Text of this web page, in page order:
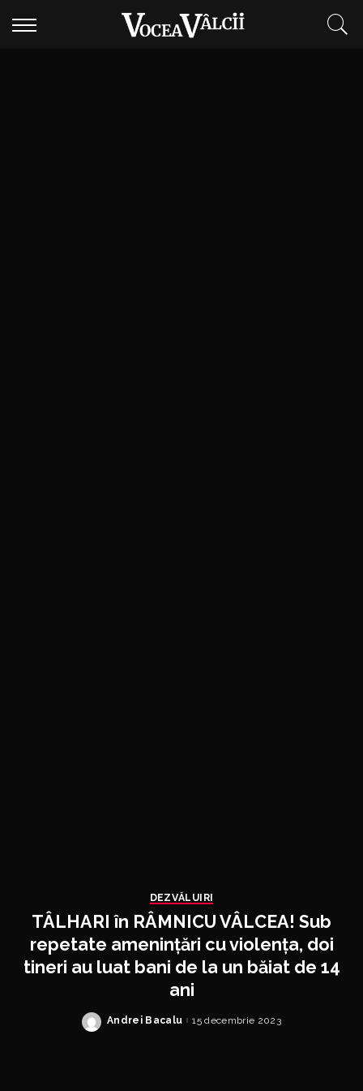
DEZVĂLUIRI
TÂLHARI în RÂMNICU VÂLCEA! Sub
repetate amenințări cu violența, doi
tineri au luat bani de la un băiat de 14
ani
Posted
Andrei Bacalu 15 decembrie 2023